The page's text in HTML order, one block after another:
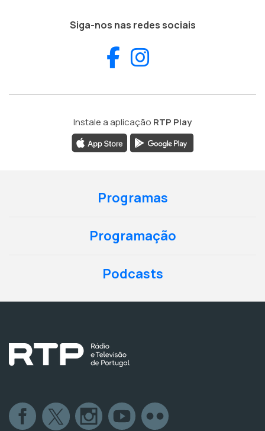
Siga-nos nas redes sociais
Facebook
Instale a aplicação RTP Play
Programas
Programação
Podcasts